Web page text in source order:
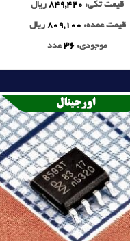
قیمت تکی: 849,420 ریال
قیمت عمده: 809,100 ریال
موجودی: 36عدد